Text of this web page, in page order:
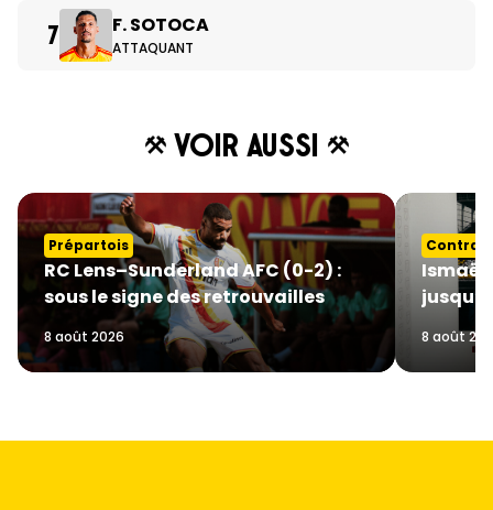
7 F. SOTOCA
ATTAQUANT
Voir aussi
Prépartois
RC Lens–Sunderland AFC (0-2) :
sous le signe des retrouvailles
8 août 2026
Contrat
8 août